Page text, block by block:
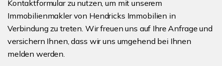
Kontaktformular zu nutzen, um mit unserem
Immobilienmakler von Hendricks Immobilien in
Verbindung zu treten. Wir freuen uns auf Ihre Anfrage und
versichern Ihnen, dass wir uns umgehend bei Ihnen
melden werden.